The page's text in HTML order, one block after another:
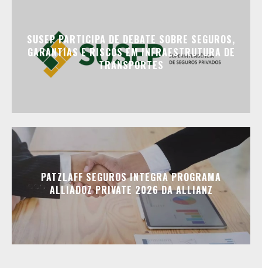
SUSEP PARTICIPA DE DEBATE SOBRE SEGUROS,
GARANTIAS E RISCOS EM INFRAESTRUTURA DE
TRANSPORTES
PATZLAFF SEGUROS INTEGRA PROGRAMA
ALLIADOZ PRIVATE 2026 DA ALLIANZ